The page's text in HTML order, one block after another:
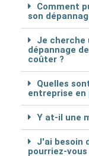
Comment
son
Je cherche
dépannage
coûter ?
Quelles
entreprise en
Y at-il une
J'ai besoin
pourriez-